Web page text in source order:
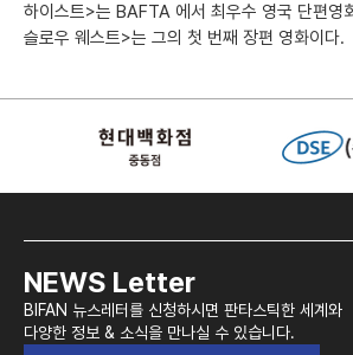
하이스트>는 BAFTA 에서 최우수 영국 단편영
슬로우 웨스트>는 그의 첫 번째 장편 영화이다.
NEWS Letter
BIFAN 뉴스레터를 신청하시면 판타스틱한 세계와
다양한 정보 & 소식을 만나실 수 있습니다.